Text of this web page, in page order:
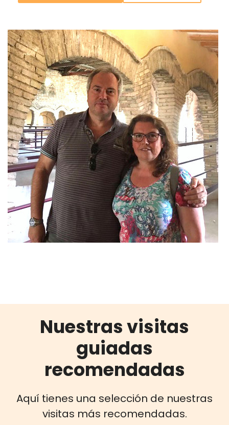
Nuestras visitas
guiadas
recomendadas
Aquí tienes una selección de nuestras
visitas más recomendadas.